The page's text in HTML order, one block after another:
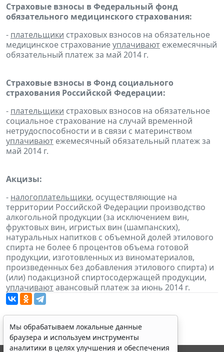
Страховые взносы в Федеральный фонд
обязательного медицинского страхования:
- плательщики страховых взносов на обязательное
медицинское страхованиеуплачивают ежемесячный
обязательный платеж за май 2014 г.
Страховые взносы в Фонд социального
страхования Российской Федерации:
- плательщики страховых взносов на обязательное
социальное страхование на случай временной
нетрудоспособности и в связи с материнством
уплачивают ежемесячный обязательный платеж за
май 2014 г.
Акцизы:
- налогоплательщики, осуществляющие на
территории Российской Федерации производство
алкогольной продукции (за исключением вин,
фруктовых вин, игристых вин (шампанских),
натуральных напитков с объемной долей этилового
спирта не более 6 процентов объема готовой
продукции, изготовленных из виноматериалов,
произведенных без добавления этилового спирта) и
(или) подакцизной спиртосодержащей продукции,
уплачиваютавансовый платеж за июнь 2014 г.
Мы обрабатываем локальные данные
браузера и используем инструменты
аналитики в целях улучшения и обеспечения